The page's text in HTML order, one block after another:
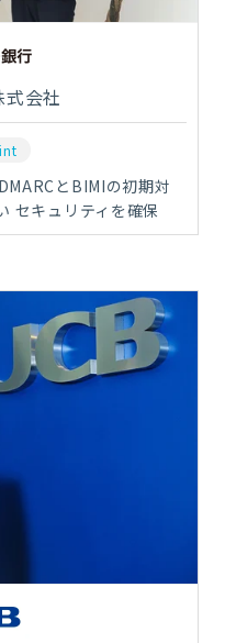
式会社
とBIMIの初期対
セキュリティを確保